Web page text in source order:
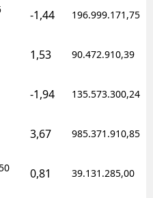
-1,44 196.999.171,75
1,53 90.472.910,39
-1,94 135.573.300,24
3,67 985.371.910,85
0,81 39.131.285,00